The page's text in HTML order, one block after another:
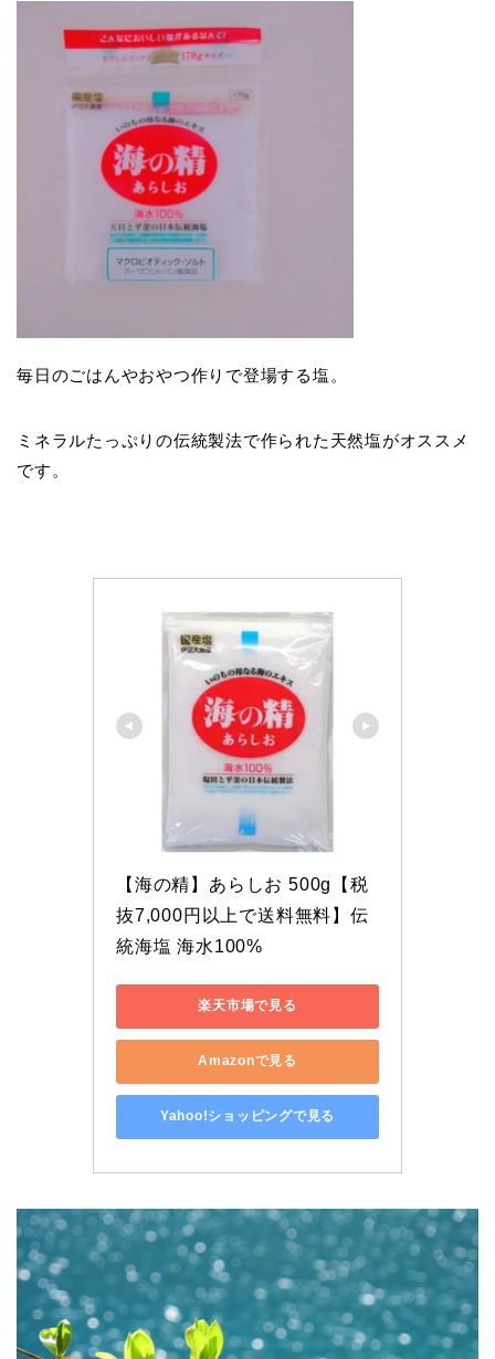
毎日のごはんやおやつ作りで登場する塩。
ミネラルたっぷりの伝統製法で作られた天然塩がオススメ
です。
【海の精】あらしお 500g【税
抜7,000円以上で送料無料】伝
統海塩 海水100%
楽天市場で見る
Amazonで見る
Yahoo!ショッピングで見る